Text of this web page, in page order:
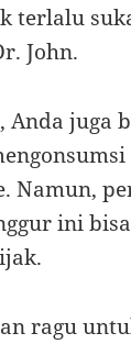
terlalu
John.
Anda juga
Namun,
ini
ragu